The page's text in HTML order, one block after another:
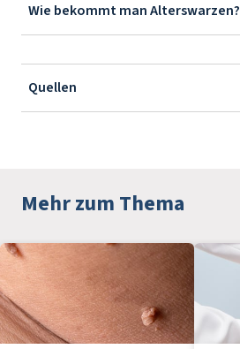
Wie bekommt man Alterswarzen?
Quellen
Mehr zum Thema